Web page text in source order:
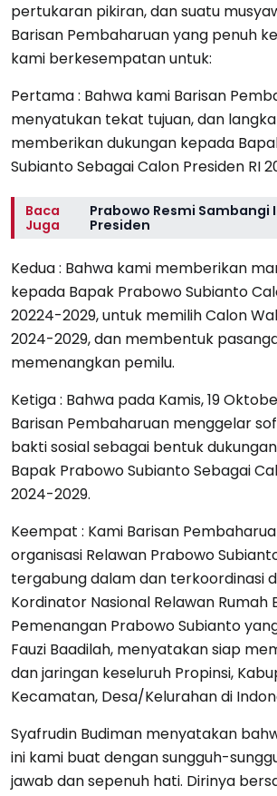
pertukaran pikiran, dan suatu
Barisan Pembaharuan yang penuh
kami berkesempatan untuk:
Pertama : Bahwa kami Barisan
menyatukan tekat tujuan, dan
memberikan dukungan kepada
Subianto Sebagai Calon Presiden RI
Baca
Juga
Prabowo Resmi Sambangi
Presiden
Kedua : Bahwa kami memberikan
kepada Bapak Prabowo Subianto
20224-2029, untuk memilih Calon
2024-2029, dan membentuk
memenangkan pemilu.
Ketiga : Bahwa pada Kamis, 19
Barisan Pembaharuan menggelar
bakti sosial sebagai bentuk
Bapak Prabowo Subianto Sebagai
2024-2029.
Keempat : Kami Barisan
organisasi Relawan Prabowo
tergabung dalam dan terkoordinasi
Kordinator Nasional Relawan Rumah
Pemenangan Prabowo Subianto
Fauzi Baadilah, menyatakan siap
dan jaringan keseluruh Propinsi,
Kecamatan, Desa/Kelurahan di
Syafrudin Budiman menyatakan
ini kami buat dengan sungguh-
jawab dan sepenuh hati. Dirinya